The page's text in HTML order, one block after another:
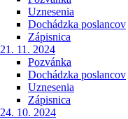
Uznesenia
Dochádzka poslancov
Zápisnica
21. 11. 2024
Pozvánka
Dochádzka poslancov
Uznesenia
Zápisnica
24. 10. 2024